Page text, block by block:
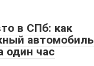
в СПб: как
автомобиль
один час